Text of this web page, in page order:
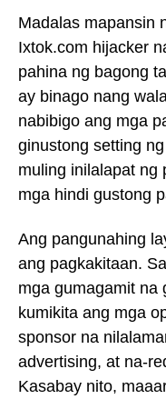
Madalas mapansin
Ixtok.com hijacker
pahina ng bagong
ay binago nang
nabibigo ang mga
ginustong setting
muling inilalapat ng
mga hindi gustong
Ang pangunahing
ang pagkakitaan.
mga gumagamit na
kumikita ang mga
sponsor na
advertising, at na-
Kasabay nito,